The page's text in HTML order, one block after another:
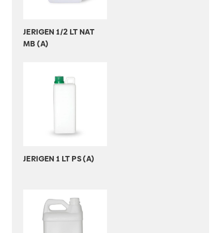
JERIGEN 1/2 LT NAT
MB (A)
JERIGEN 1 LT PS (A)